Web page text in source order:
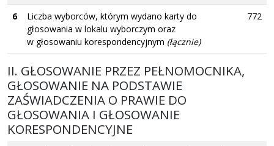
6
Liczba wyborców, którym wydano karty do
głosowania w lokalu wyborczym oraz
w głosowaniu korespondencyjnym (łącznie)
772
II. GŁOSOWANIE PRZEZ PEŁNOMOCNIKA,
GŁOSOWANIE NA PODSTAWIE
ZAŚWIADCZENIA O PRAWIE DO
GŁOSOWANIA I GŁOSOWANIE
KORESPONDENCYJNE